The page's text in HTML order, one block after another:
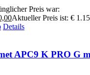
Preis war:
Aktueller Preis ist: €
Details
APC9 K PRO G